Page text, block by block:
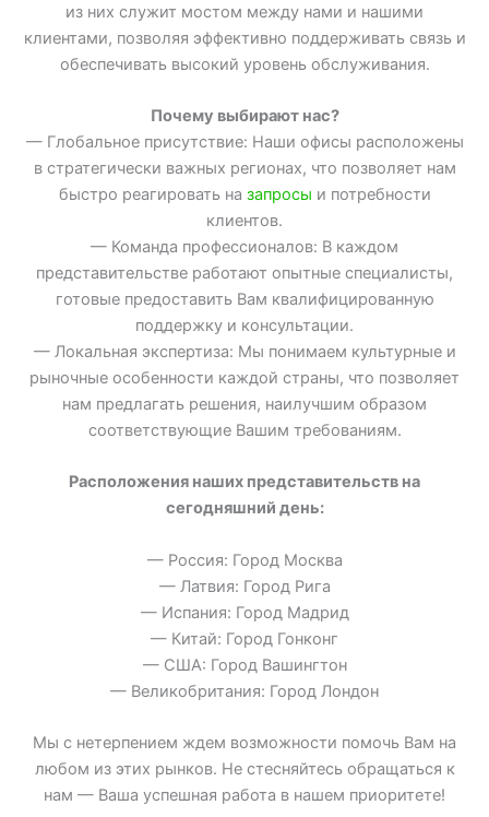
из них служит мостом между нами и нашими
клиентами, позволяя эффективно поддерживать связь и
обеспечивать высокий уровень обслуживания.
Почему выбирают нас?
— Глобальное присутствие: Наши офисы расположены
в стратегически важных регионах, что позволяет нам
быстро реагировать на запросы и потребности
клиентов.
— Команда профессионалов: В каждом
представительстве работают опытные специалисты,
готовые предоставить Вам квалифицированную
поддержку и консультации.
— Локальная экспертиза: Мы понимаем культурные и
рыночные особенности каждой страны, что позволяет
нам предлагать решения, наилучшим образом
соответствующие Вашим требованиям.
Расположения наших представительств на
сегодняшний день:
— Россия: Город Москва
— Латвия: Город Рига
— Испания: Город Мадрид
— Китай: Город Гонконг
— США: Город Вашингтон
— Великобритания: Город Лондон
Мы с нетерпением ждем возможности помочь Вам на
любом из этих рынков. Не стесняйтесь обращаться к
нам — Ваша успешная работа в нашем приоритете!